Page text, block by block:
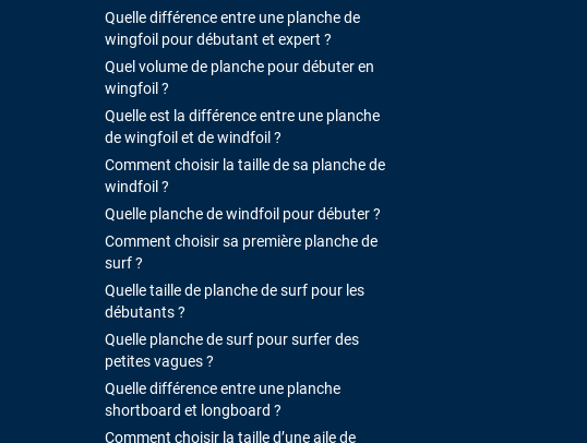
Quelle différence entre une planche de
wingfoil pour débutant et expert ?
Quel volume de planche pour débuter en
wingfoil ?
Quelle est la différence entre une planche
de wingfoil et de windfoil ?
Comment choisir la taille de sa planche de
windfoil ?
Quelle planche de windfoil pour débuter ?
Comment choisir sa première planche de
surf ?
Quelle taille de planche de surf pour les
débutants ?
Quelle planche de surf pour surfer des
petites vagues ?
Quelle différence entre une planche
shortboard et longboard ?
Comment choisir la taille d’une aile de